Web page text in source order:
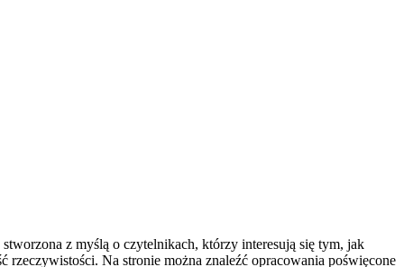
z myślą o czytelnikach, którzy interesują się tym, jak
Na stronie można znaleźć opracowania poświęcone